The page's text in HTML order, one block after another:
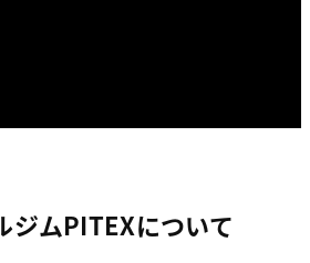
ジムPITEXについて